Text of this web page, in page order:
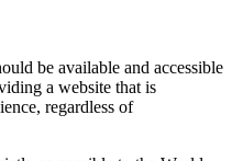
be available and accessible
a website that is
regardless of